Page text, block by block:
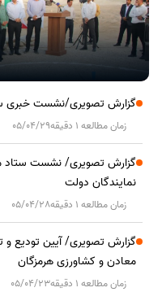
گزارش تصویری/نشست خبری
زمان مطالعه 1 دقیقه 05/04/29
گزارش تصویری/ نشست ستاد
نمایندگان دولت
زمان مطالعه 1 دقیقه 05/04/28
گزارش تصویری/ آیین تودیع و
معادن و کشاورزی هرمزگان
زمان مطالعه 1 دقیقه 05/04/23